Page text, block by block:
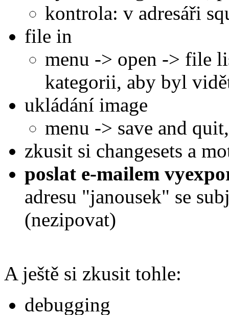
kontrola: v adresáři
file in
menu -> open -> file
kategorii, aby byl
ukládání image
menu -> save and
zkusit si changesets a
poslat e-mailem
adresu "janousek" se
(nezipovat)
A ještě si zkusit tohle:
debugging